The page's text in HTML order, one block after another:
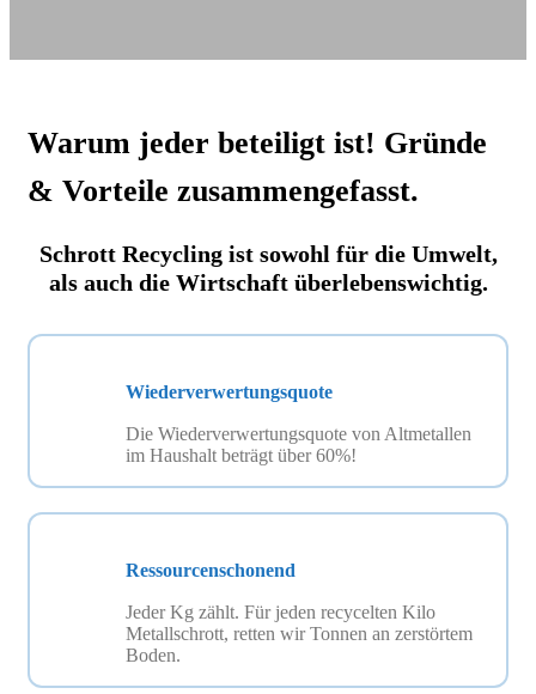
Warum jeder beteiligt ist! Gründe
& Vorteile zusammengefasst.
Schrott Recycling ist sowohl für die Umwelt,
als auch die Wirtschaft überlebenswichtig.
Wiederverwertungsquote
Die Wiederverwertungsquote von Altmetallen
im Haushalt beträgt über 60%!
Ressourcenschonend
Jeder Kg zählt. Für jeden recycelten Kilo
Metallschrott, retten wir Tonnen an zerstörtem
Boden.